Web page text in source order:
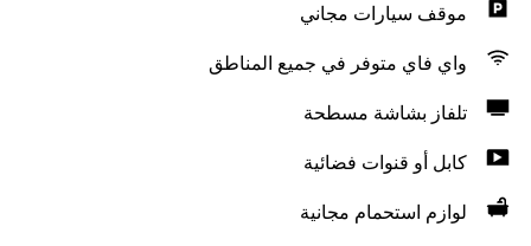
موقف سيارات مجاني
واي فاي متوفر في جميع المناطق
تلفاز بشاشة مسطحة
كابل أو قنوات فضائية
لوازم استحمام مجانية